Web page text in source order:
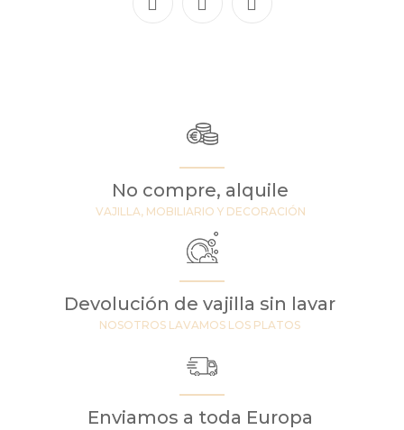
No compre, alquile
VAJILLA, MOBILIARIO Y DECORACIÓN
Devolución de vajilla sin lavar
NOSOTROS LAVAMOS LOS PLATOS
Enviamos a toda Europa